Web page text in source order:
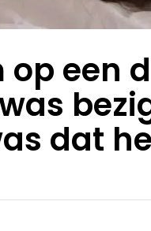
op een
dat
link